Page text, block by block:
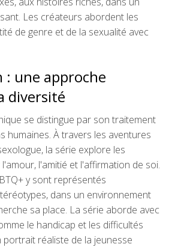
Les créateurs abordent les
de genre et de la sexualité avec
: une approche
diversité
se distingue par son traitement
humaines. À travers les aventures
la série explore les
l'amitié et l'affirmation de soi.
y sont représentés
dans un environnement
sa place. La série aborde avec
le handicap et les difficultés
réaliste de la jeunesse